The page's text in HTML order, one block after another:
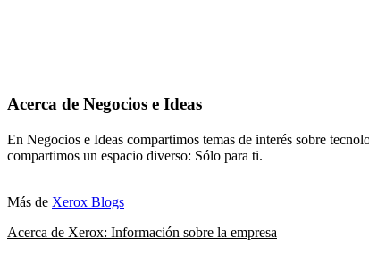
Acerca de Negocios e Ideas
En Negocios e Ideas compartimos temas de interés sobre
compartimos un espacio diverso: Sólo para ti.
Más de Xerox Blogs
Acerca de Xerox: Información sobre la empresa